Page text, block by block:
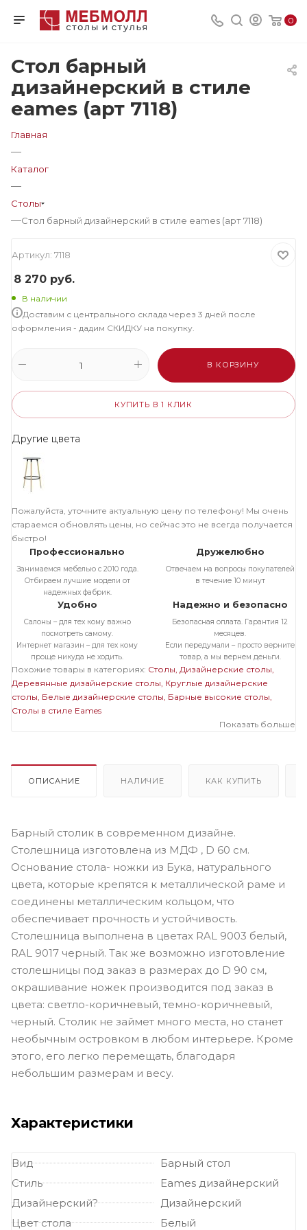
0
Стол барный
дизайнерский в стиле
eames (арт 7118)
Главная
—
Каталог
—
Столы
—Стол барный дизайнерский в стиле eames (арт 7118)
Артикул: 7118
8 270 руб.
В наличии
Доставим с центрального склада через 3 дней после
оформления - дадим СКИДКУ на покупку.
В КОРЗИНУ
КУПИТЬ В 1 КЛИК
Другие цвета
Пожалуйста, уточните актуальную цену по телефону! Мы очень
стараемся обновлять цены, но сейчас это не всегда получается
быстро!
Профессионально
Занимаемся мебелью с 2010 года.
Отбираем лучшие модели от
надежных фабрик.
Дружелюбно
Отвечаем на вопросы покупателей
в течение 10 минут
Удобно
Салоны – для тех кому важно
посмотреть самому.
Интернет магазин – для тех кому
проще никуда не ходить.
Надежно и безопасно
Безопасная оплата. Гарантия 12
месяцев.
Если передумали – просто верните
товар, а мы вернем деньги.
Похожие товары в категориях: Столы Дизайнерские столы
Деревянные дизайнерские столы Круглые дизайнерские
столы Белые дизайнерские столы Барные высокие столы
Столы в стиле Eames
Показать больше
ОПИСАНИЕ НАЛИЧИЕ КАК КУПИТЬ
Барный столик в современном дизайне.
Столешница изготовлена из МДФ , D 60 см.
Основание стола- ножки из Бука, натурального
цвета, которые крепятся к металлической раме и
соединены металлическим кольцом, что
обеспечивает прочность и устойчивость.
Столешница выполнена в цветах RAL 9003 белый,
RAL 9017 черный. Так же возможно изготовление
столешницы под заказ в размерах до D 90 см,
окрашивание ножек производится под заказ в
цвета: светло-коричневый, темно-коричневый,
черный. Столик не займет много места, но станет
необычным островком в любом интерьере. Кроме
этого, его легко перемещать, благодаря
небольшим размерам и весу.
Характеристики
Вид
Барный стол
Стиль
Eames дизайнерский
Дизайнерский?
Дизайнерский
Цвет стола
Белый